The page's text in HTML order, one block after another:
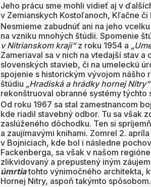
Jeho prácu sme mohli vidieť aj v
v Zemianskych Kostoľanoch, Kľačne či
Nesmieme zabudnúť ani na jeho
na vzniku mnohých štúdii. Spomenie
v Nitrianskom kraji“z roku 1954 a
Zameriaval sa v nich na vtedajší stav
slovenských stavieb, či na umeleckú
spojenie s historickým vývojom nášho
štúdiu „Hradiská a hrádky hornej Nitry“
rekonštruoval obranné systémy týchto
Od roku 1967 sa stal zamestnancom
kde riadil stavebný odbor. Tu sa však
zaslúženého dôchodku. Ten si
a zaujímavými knihami. Zomrel 2.
v Bojniciach, kde bol i následne
Fackenberga, sa však v našom
zlikvidovaný a prepustený iným
úmrtiatohto výnimočného architekta,
Hornej Nitry, aspoň takýmto spôsobom.